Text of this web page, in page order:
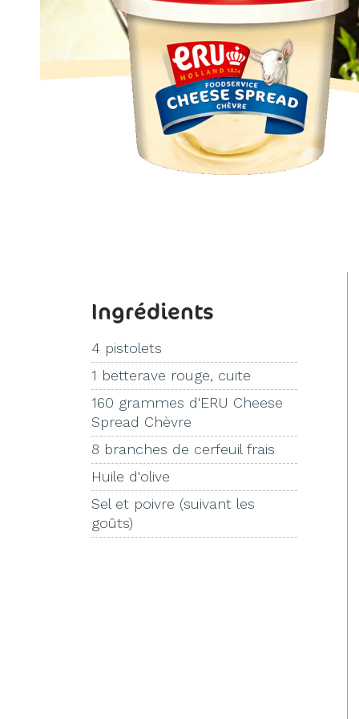
Ingrédients
4 pistolets
1 betterave rouge, cuite
160 grammes d'ERU Cheese
Spread Chèvre
8 branches de cerfeuil frais
Huile d'olive
Sel et poivre (suivant les
goûts)